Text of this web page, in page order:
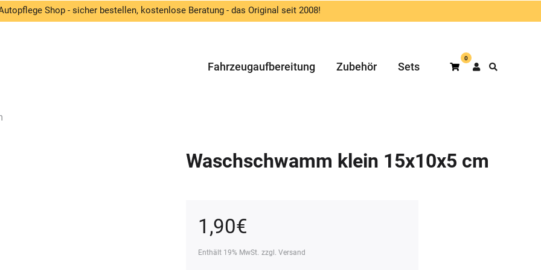
Shop - sicher bestellen, kostenlose Beratung - das Original seit 2008!
Fahrzeugaufbereitung Zubehör Sets Warenkorb
0
Waschschwamm klein 15x10x5 cm
1,90€
Enthält 19% MwSt. zzgl. Versand